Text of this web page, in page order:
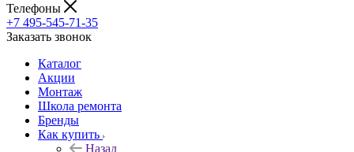
Телефоны
+7 495-545-71-35
Заказать звонок
Каталог
Акции
Монтаж
Школа ремонта
Бренды
Как купить
Назад